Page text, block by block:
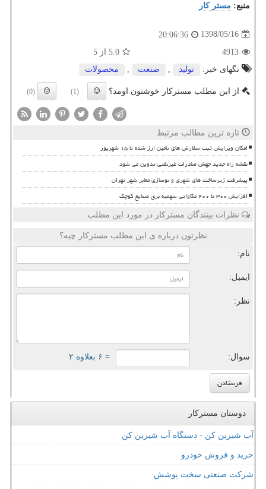
منبع: مستر كار
1398/05/16
20:06:36
4913
5.0 از 5
تگهای خبر:
تولید , صنعت , محصولات
از این مطلب مسترکار خوشتون اومد؟ (1)
(0)
تازه ترین مطالب مرتبط
امکان ویرایش ثبت سفارش های تأمین ارز شده تا ۱۵ شهریور
نقشه راه جدید جهش صادرات غیرنفتی تدوین می شود
پیشرفت زیرساخت های شهری و نوسازی معابر شهر تهران
افزایش ۳۰۰ تا ۴۰۰ مگاواتی سهمیه برق صنایع کوچک
نظرات بینندگان مسترکار در مورد این مطلب
نظرتون درباره ی این مطلب مسترکار چیه؟
نام:
ایمیل:
نظر:
سوال: = ۶ بعلاوه ۲
دوستان مسترکار
آب شیرین کن - دستگاه آب شیرین کن
خرید و فروش خودرو
شرکت صنعتی سخت پوشش